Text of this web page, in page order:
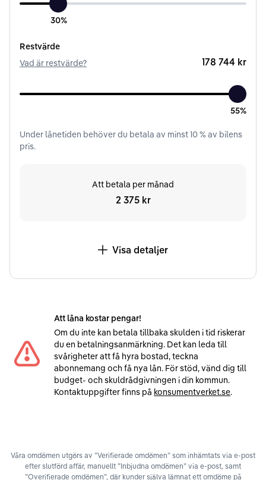
30%
Restvärde
Vad är restvärde?
178 744 kr
55%
Under lånetiden behöver du betala av minst10% av bilens
pris.
Att betala per månad
2 375 kr
Visa detaljer
Att låna kostar pengar!
Om du inte kan betala tillbaka skulden i tid riskerar
du en betalningsanmärkning. Det kan leda till
svårigheter att få hyra bostad, teckna
abonnemang och få nya lån. För stöd, vänd dig till
budget- och skuldrådgivningen i din kommun.
Kontaktuppgifter finns på konsumentverket.se.
Våra omdömen utgörs av ”Verifierade omdömen” som inhämtats via e-post
efter slutförd affär, manuellt ”Inbjudna omdömen” via e-post, samt
”Overifierade omdömen”, där kunder själva lämnat ett omdöme på